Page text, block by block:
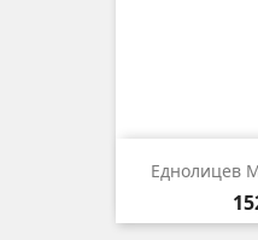
Еднолицев